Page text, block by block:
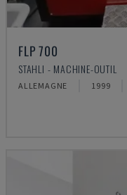
FLP 700
STAHLI - MACHINE-OUTIL
ALLEMAGNE 1999